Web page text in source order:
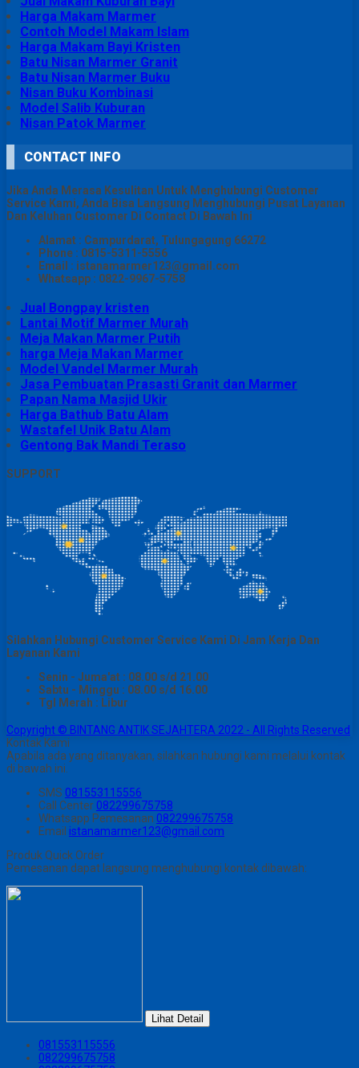
Harga Makam Marmer
Contoh Model Makam Islam
Harga Makam Bayi Kristen
Batu Nisan Marmer Granit
Batu Nisan Marmer Buku
Nisan Buku Kombinasi
Model Salib Kuburan
Nisan Patok Marmer
CONTACT INFO
Jika Anda Merasa Kesulitan Untuk Menghubungi Customer
Service Kami, Anda Bisa Langsung Menghubungi Pusat Layanan
Dan Keluhan Customer Di Contact Di Bawah Ini
Alamat : Campurdarat, Tulungagung 66272
Phone : 0815-5311-5556
Email : istanamarmer123@gmail.com
Whatsapp : 0822-9967-5758
Jual Bongpay kristen
Lantai Motif Marmer Murah
Meja Makan Marmer Putih
harga Meja Makan Marmer
Model Vandel Marmer Murah
Jasa Pembuatan Prasasti Granit dan Marmer
Papan Nama Masjid Ukir
Harga Bathub Batu Alam
Wastafel Unik Batu Alam
Gentong Bak Mandi Teraso
SUPPORT
Silahkan Hubungi Customer Service Kami Di Jam Kerja Dan
Layanan Kami
Senin - Juma'at : 08.00 s/d 21.00
Sabtu - Minggu : 08.00 s/d 16.00
Tgl Merah : Libur
Copyright © BINTANG ANTIK SEJAHTERA 2022 - All Rights Reserved
Kontak Kami
Apabila ada yang ditanyakan, silahkan hubungi kami melalui kontak
di bawah ini.
SMS 081553115556
Call Center 082299675758
Whatsapp Pemesanan 082299675758
Email istanamarmer123@gmail.com
Produk Quick Order
Pemesanan dapat langsung menghubungi kontak dibawah:
Lihat Detail
081553115556
082299675758